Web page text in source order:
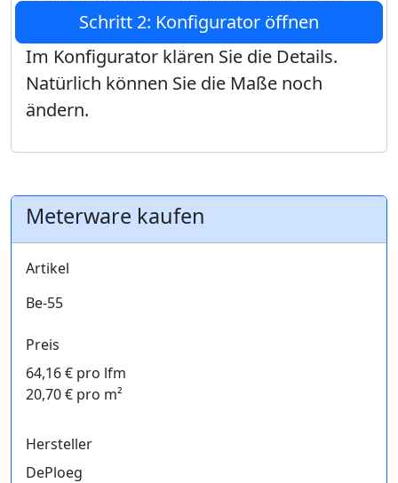
Schritt 2: Konfigurator öffnen
Im Konfigurator klären Sie die Details.
Natürlich können Sie die Maße noch
ändern.
Meterware kaufen
Artikel
Be-55
Preis
64,16 € pro lfm
20,70 € pro m²
Hersteller
DePloeg